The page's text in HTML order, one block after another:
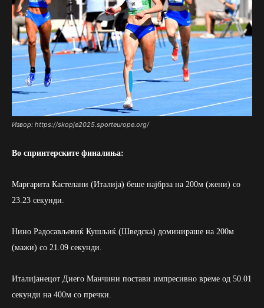
Извор: https://skopje2025.sporteurope.org/
Во спринтерските финалиња:
Маргарита Кастелани (Италија) беше најбрза на 200м (жени) со
23.23 секунди.
Нино Радосављевиќ Кушљиќ (Шведска) доминираше на 200м
(мажи) со 21.09 секунди.
Италијанецот Диего Манчини постави импресивно време од 50.01
секунди на 400м со пречки.